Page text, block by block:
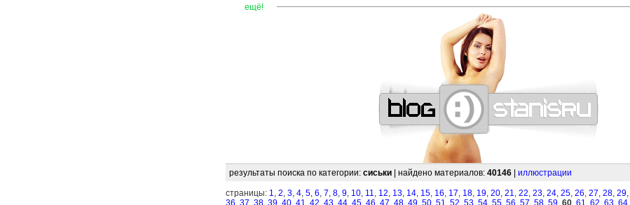
ещё! ———————————————————————————————
результаты поиска по категории: сиськи | найдено материалов: 40146 иллюстрации
страницы: 1, 2, 3, 4, 5, 6, 7, 8, 9, 10, 11, 12, 13, 14, 15, 16, 17, 18, 19, 20, 21, 22, 23, 24, 25, 26, 27, 28, 29,
36, 37, 38, 39, 40, 41, 42, 43, 44, 45, 46, 47, 48, 49, 50, 51, 52, 53, 54, 55, 56, 57, 58, 59, 60, 61, 62, 63, 64,